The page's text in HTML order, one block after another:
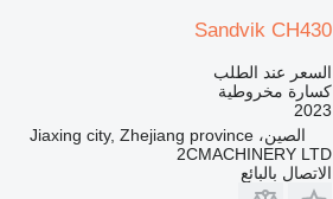
Sandvik CH430
السعر عند الطلب
كسارة مخروطية
2023
الصين، Jiaxing city, Zhejiang province
2CMACHINERY LTD
الاتصال بالبائع